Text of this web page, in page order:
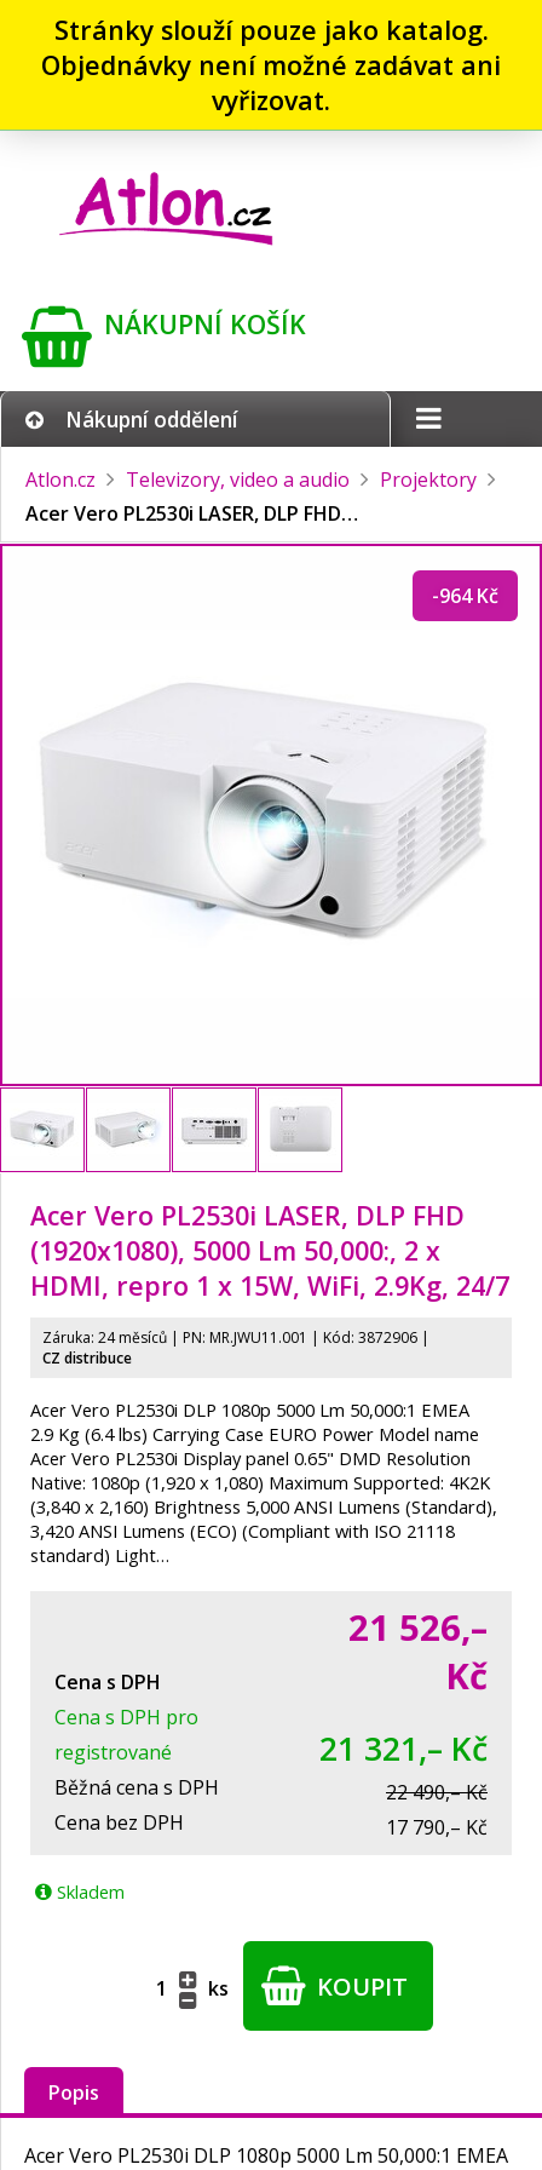
Stránky slouží pouze jako katalog.
Objednávky není možné zadávat ani
vyřizovat.
NÁKUPNÍ KOŠÍK
Nákupní oddělení
Atlon.cz Televizory, video a audio
Projektory
Acer Vero PL2530i LASER, DLP FHD…
-964 Kč
Acer Vero PL2530i LASER, DLP FHD
(1920x1080), 5000 Lm 50,000:, 2 x
HDMI, repro 1 x 15W, WiFi, 2.9Kg, 24/7
Záruka: 24 měsíců | PN: MR.JWU11.001 | Kód: 3872906 |
CZ distribuce
Acer Vero PL2530i DLP 1080p 5000 Lm 50,000:1 EMEA
2.9 Kg (6.4 lbs) Carrying Case EURO Power Model name
Acer Vero PL2530i Display panel 0.65" DMD Resolution
Native: 1080p (1,920 x 1,080) Maximum Supported: 4K2K
(3,840 x 2,160) Brightness 5,000 ANSI Lumens (Standard),
3,420 ANSI Lumens (ECO) (Compliant with ISO 21118
standard) Light…
Cena s DPH
21 526,–
Kč
Cena s DPH pro
registrované
21 321,– Kč
Běžná cena s DPH
22 490,– Kč
Cena bez DPH
17 790,– Kč
Skladem
ks KOUPIT
Popis
Acer Vero PL2530i DLP 1080p 5000 Lm 50,000:1 EMEA